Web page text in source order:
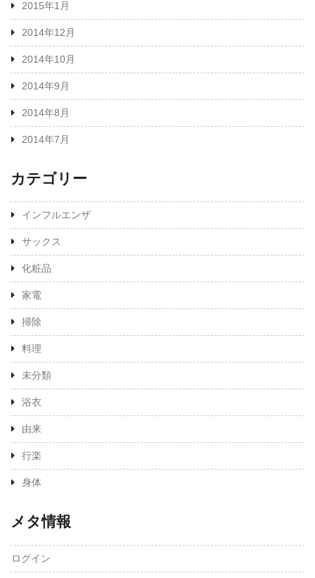
2015年1月
2014年12月
2014年10月
2014年9月
2014年8月
2014年7月
カテゴリー
インフルエンザ
サックス
化粧品
家電
掃除
料理
未分類
浴衣
由来
行楽
身体
メタ情報
ログイン